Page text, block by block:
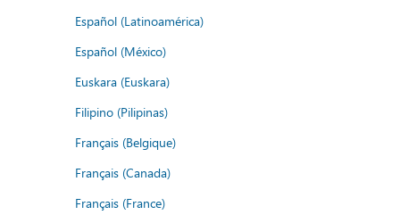
Español (Latinoamérica)
Español (México)
Euskara (Euskara)
Filipino (Pilipinas)
Français (Belgique)
Français (Canada)
Français (France)